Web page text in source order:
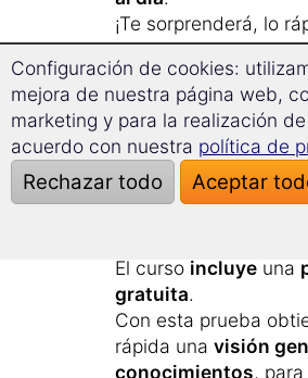
de los niveles B1/B2:
El tiempo de
recomendado es de
al día .
¡Te sorprenderá, lo
puedes
ampliar tu
Con el curso
Con este curso
conocimientos de
adquiriste con el
«aprender hebreo»
Configuración de cookies:
mejora de nuestra página web,
marketing y para la realización
acuerdo con nuestra política de
Rechazar todo Aceptar